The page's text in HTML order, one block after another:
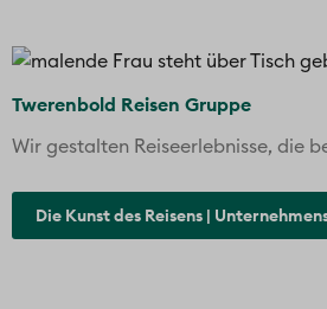
Twerenbold Reisen Gruppe
Wir gestalten Reiseerlebnisse, die
Die Kunst des Reisens |